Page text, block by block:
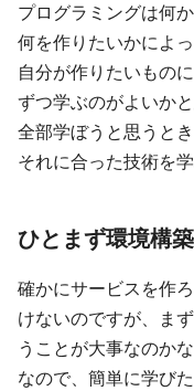
プログラミングは何
何を作りたいかによ
自分が作りたいもの
ずつ学ぶのがよいかと
全部学ぼうと思うと
それに合った技術を
ひとまず環境構
確かにサービスを作
けないのですが、ま
うことが大事なのか
なので、簡単に学び